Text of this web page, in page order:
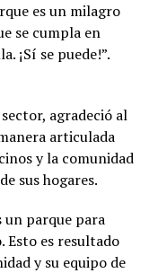
es un milagro
se cumpla en
¡Sí se puede!”.
agradeció al
articulada
y la comunidad
sus hogares.
un parque para
Esto es resultado
y su equipo de